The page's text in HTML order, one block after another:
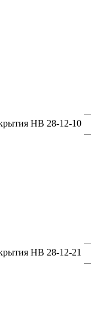
НВ 28-12-10
НВ 28-12-21